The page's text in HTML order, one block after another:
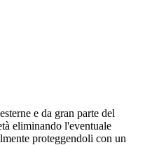
e da gran parte del
eliminando l'eventuale
proteggendoli con un